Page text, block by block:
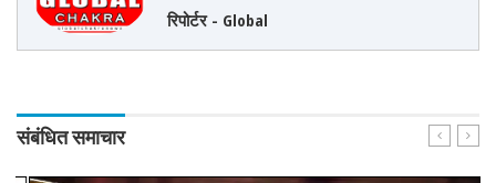
रिपोर्टर - Global
संबंधित समाचार